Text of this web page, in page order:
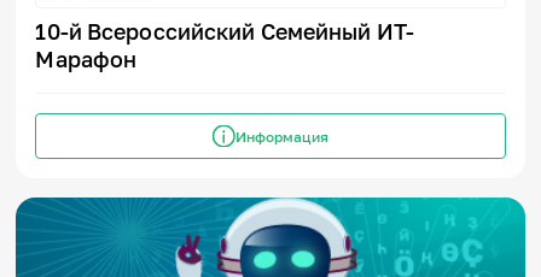
10-й Всероссийский Семейный ИТ-
Марафон
Информация